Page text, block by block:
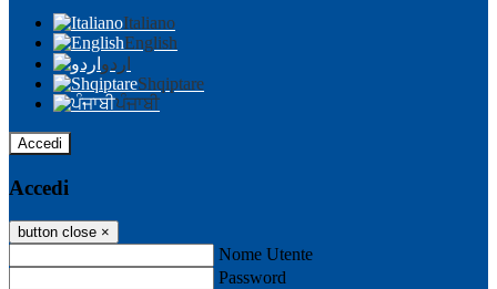
Italiano
English
اردو
Shqiptare
ਪੰਜਾਬੀ
Accedi
Accedi
button close ×
Nome Utente
Password